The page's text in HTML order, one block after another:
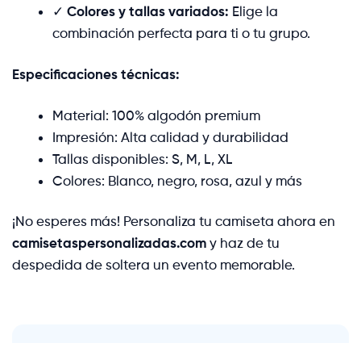
✓Colores y tallas variados: Elige la
combinación perfecta para ti o tu grupo.
Especificaciones técnicas:
Material: 100% algodón premium
Impresión: Alta calidad y durabilidad
Tallas disponibles: S, M, L, XL
Colores: Blanco, negro, rosa, azul y más
¡No esperes más! Personaliza tu camiseta ahora en
camisetaspersonalizadas.com y haz de tu
despedida de soltera un evento memorable.